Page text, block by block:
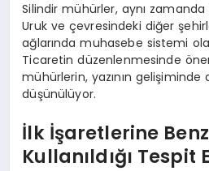
Silindir mühürler, aynı
Uruk ve çevresindeki diğer
ağlarında muhasebe sistemi
Ticaretin düzenlenmesinde
mühürlerin, yazının
düşünülüyor.
İlk İşaretlerine
Kullanıldığı Tespit